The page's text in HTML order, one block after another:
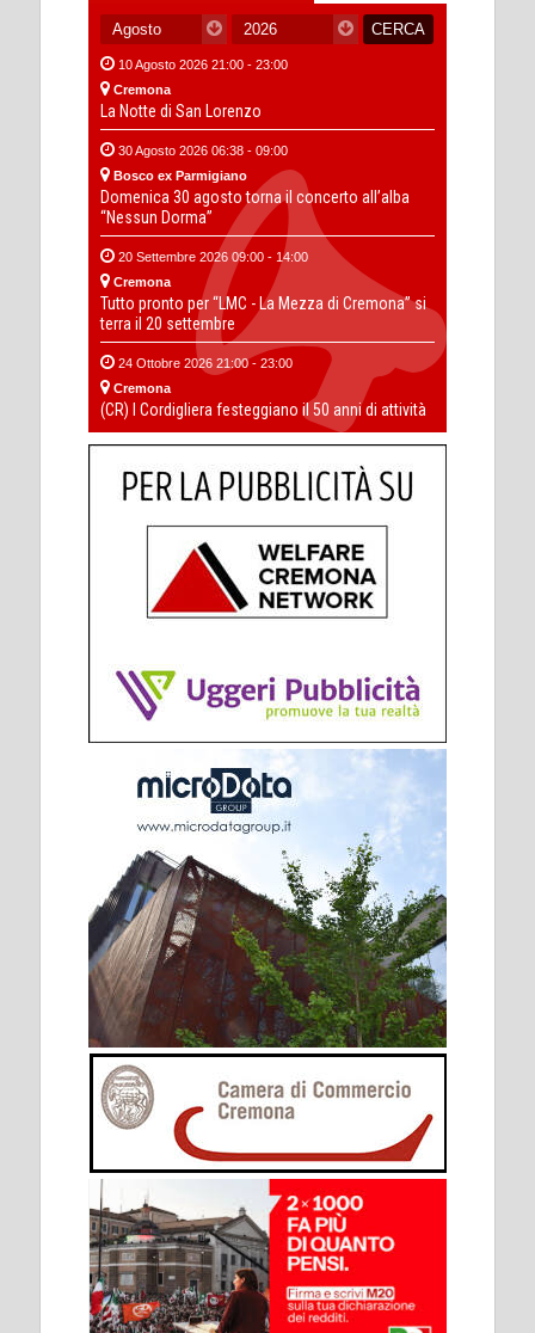
10 Agosto 2026 21:00 - 23:00
Cremona
La Notte di San Lorenzo
30 Agosto 2026 06:38 - 09:00
Bosco ex Parmigiano
Domenica 30 agosto torna il concerto all’alba
“Nessun Dorma”
20 Settembre 2026 09:00 - 14:00
Cremona
Tutto pronto per “LMC - La Mezza di Cremona” si
terra il 20 settembre
24 Ottobre 2026 21:00 - 23:00
Cremona
(CR) I Cordigliera festeggiano il 50 anni di attività